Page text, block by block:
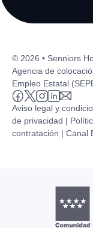
© 2026 • Senniors
Agencia de
Empleo Estatal
Aviso legal y
de privacidad |
contratación | Canal